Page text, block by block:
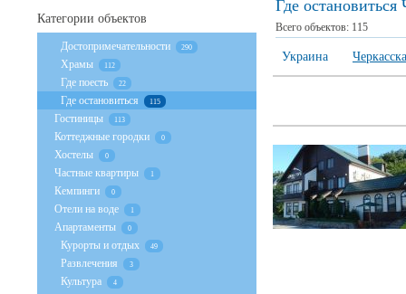
Где остановиться
Всего объектов: 115
Украина
Категории объектов
Достопримечательности 290
Храмы 112
Где поесть 22
Где остановиться 115
Гостиницы 113
Коттеджные городки 0
Хостелы 0
Частные квартиры 1
Кемпинги 0
Отели на воде 1
Апартаменты 0
Курорты и отдых 49
Развлечения 3
Культура 4